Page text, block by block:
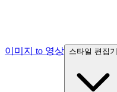
이미지 to 영상 스타일 편집기